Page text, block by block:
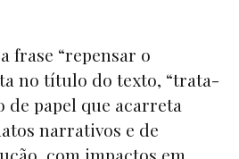
frase “repensar o
no título do texto, “trata-
de papel que acarreta
narrativos e de